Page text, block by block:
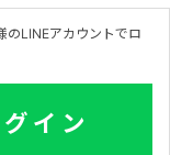
のLINEアカウントでロ
イン